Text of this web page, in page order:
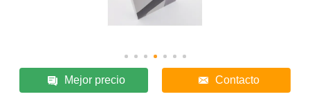
Mejor precio Contacto